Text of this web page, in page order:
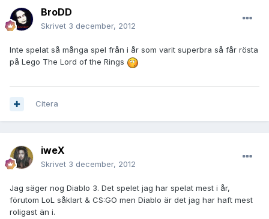
BroDD
Skrivet 3 december, 2012
Inte spelat så många spel från i år som varit superbra så får rösta
på Lego The Lord of the Rings
Citera
iweX
Skrivet 3 december, 2012
Jag säger nog Diablo 3. Det spelet jag har spelat mest i år,
förutom LoL såklart & CS:GO men Diablo är det jag har haft mest
roligast än i.